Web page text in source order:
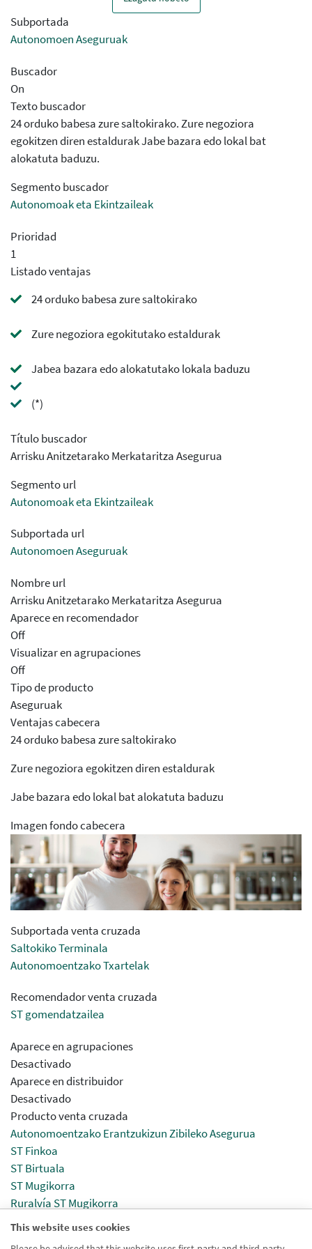
This website uses cookies
Subportada
Autonomoen Aseguruak
Buscador
On
Texto buscador
24 orduko babesa zure saltokirako. Zure negoziora
egokitzen diren estaldurak Jabe bazara edo lokal bat
alokatuta baduzu.
Segmento buscador
Autonomoak eta Ekintzaileak
Prioridad
1
Listado ventajas
24 orduko babesa zure saltokirako
Zure negoziora egokitutako estaldurak
Jabea bazara edo alokatutako lokala baduzu
(*)
Título buscador
Arrisku Anitzetarako Merkataritza Asegurua
Segmento url
Autonomoak eta Ekintzaileak
Subportada url
Autonomoen Aseguruak
Nombre url
Arrisku Anitzetarako Merkataritza Asegurua
Aparece en recomendador
Off
Visualizar en agrupaciones
Off
Tipo de producto
Aseguruak
Ventajas cabecera
24 orduko babesa zure saltokirako
Zure negoziora egokitzen diren estaldurak
Jabe bazara edo lokal bat alokatuta baduzu
Imagen fondo cabecera
Subportada venta cruzada
Saltokiko Terminala
Autonomoentzako Txartelak
Recomendador venta cruzada
ST gomendatzailea
Aparece en agrupaciones
Desactivado
Aparece en distribuidor
Desactivado
Producto venta cruzada
Autonomoentzako Erantzukizun Zibileko Asegurua
ST Finkoa
ST Birtuala
ST Mugikorra
Ruralvía ST Mugikorra
PC STa